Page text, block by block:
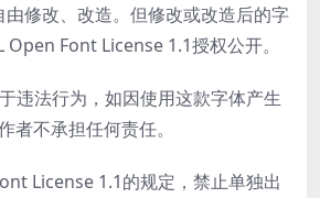
修改、改造。但修改或改造后的字
Open Font License 1.1授权公开。
违法行为，如因使用这款字体产生
者不承担任何责任。
License 1.1的规定，禁止单独出